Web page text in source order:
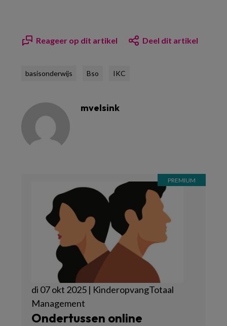
Reageer op dit artikel Deel dit artikel
basisonderwijs Bso IKC
mvelsink
di 07 okt 2025 | KinderopvangTotaal
Management
Ondertussen online